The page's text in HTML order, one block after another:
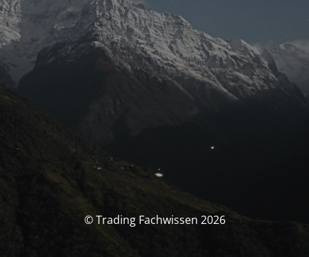
© Trading Fachwissen 2026